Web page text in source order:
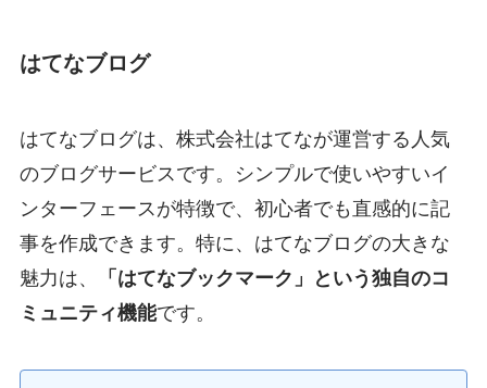
はてなブログ
はてなブログは、株式会社はてなが運営する人気
のブログサービスです。シンプルで使いやすいイ
ンターフェースが特徴で、初心者でも直感的に記
事を作成できます。特に、はてなブログの大きな
魅力は、
「はてなブックマーク」という独自のコ
ミュニティ機能です。